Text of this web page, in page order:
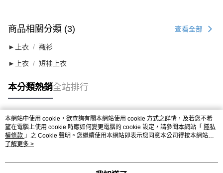
商品相關分類 (3) 查看全部
►上衣 襯衫
►上衣 短袖上衣
本分類熱銷全站排行
熱門標籤
本網站中使用 cookie，欲查詢有關本網站使用 cookie 方式之詳情，及若您不希
望在電腦上使用 cookie 時應如何變更電腦的 cookie 設定，請參閱本網站「 隱私
權條款 」之 Cookie 聲明。您繼續使用本網站即表示您同意本公司得按本網站使
用條款之 Cookie 聲明使用 cookie。
了解更多 >